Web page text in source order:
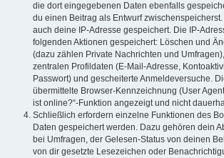
die dort eingegebenen Daten ebenfalls
du einen Beitrag als Entwurf
auch deine IP-Adresse gespeichert. Die IP-
folgenden Aktionen gespeichert: Löschen und
(dazu zählen Private Nachrichten und
zentralen Profildaten (E-Mail-Adresse,
Passwort) und gescheiterte Anmeldeversuche.
übermittelte Browser-Kennzeichnung (User
ist online?“-Funktion angezeigt und nicht
Schließlich erfordern einzelne Funktionen des
Daten gespeichert werden. Dazu gehören dein
bei Umfragen, der Gelesen-Status von deinen
von dir gesetzte Lesezeichen oder